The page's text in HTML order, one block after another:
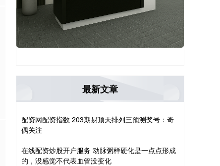
最新文章
配资网配资指数 203期易顶天排列三预测奖号：奇
偶关注
在线配资炒股开户服务 动脉粥样硬化是一点点形成
的，没感觉不代表血管没变化